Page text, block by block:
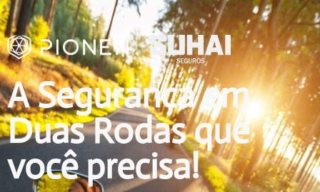
A Segurança em
Duas Rodas que
você precisa!